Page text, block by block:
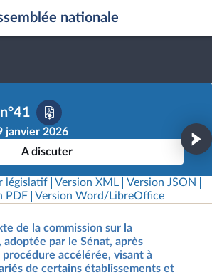
nationale
janvier 2026
A discuter
législatif Version XML
Version JSON
PDF
Version Word/LibreOffice
de la commission sur la
par le Sénat, après
procédure accélérée, visant à
de certains établissements et